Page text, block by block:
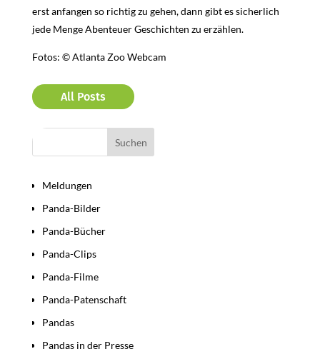
erst anfangen so richtig zu gehen, dann gibt es sicherlich
jede Menge Abenteuer Geschichten zu erzählen.
Fotos: © Atlanta Zoo Webcam
All Posts
Meldungen
Panda-Bilder
Panda-Bücher
Panda-Clips
Panda-Filme
Panda-Patenschaft
Pandas
Pandas in der Presse